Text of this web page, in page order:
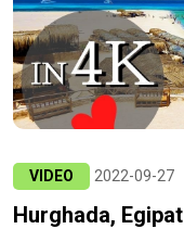
VIDEO 2022-09-27
Hurghada, Egipat